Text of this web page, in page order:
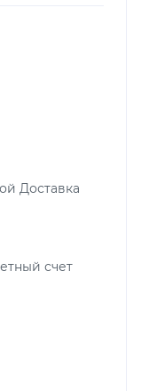
Доставка
счет